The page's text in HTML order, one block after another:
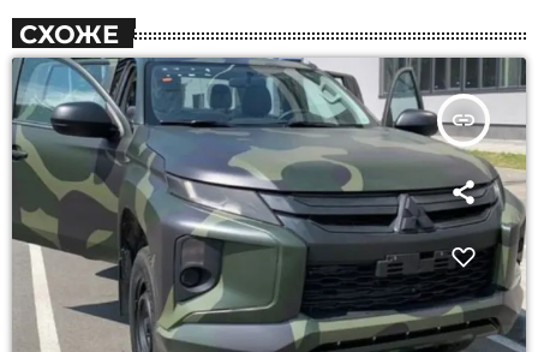
СХОЖЕ
insert_link